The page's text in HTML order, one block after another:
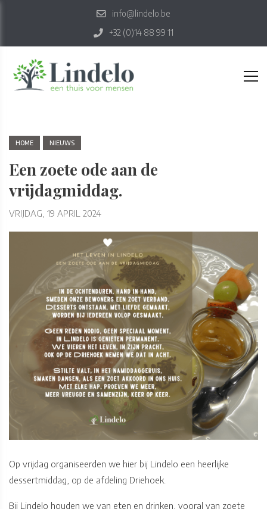
info@lindelo.be
+32 (0)14 88 99 11
HOME NIEUWS
Een zoete ode aan de
vrijdagmiddag.
VRIJDAG, 19 APRIL 2024
Op vrijdag organiseerden we hier bij Lindelo een heerlijke
dessertmiddag, op de afdeling Driehoek.
Bij Lindelo houden we van eten en drinken, vooral van zoete